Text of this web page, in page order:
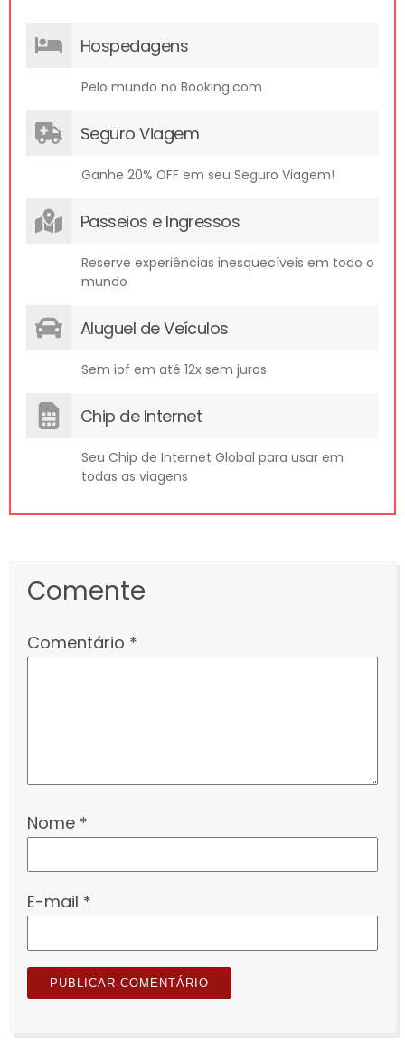
Hospedagens
Pelo mundo no Booking.com
Seguro Viagem
Ganhe 20% OFF em seu Seguro Viagem!
Passeios e Ingressos
Reserve experiências inesquecíveis em todo o
mundo
Aluguel de Veículos
Sem iof em até 12x sem juros
Chip de Internet
Seu Chip de Internet Global para usar em
todas as viagens
Comente
Comentário *
Nome *
E-mail *